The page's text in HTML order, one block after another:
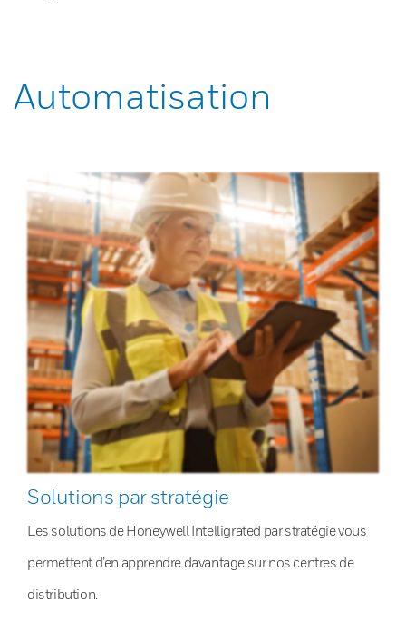
Automatisation
Solutions par stratégie
Les solutions de Honeywell Intelligrated par stratégie vous
permettent d’en apprendre davantage sur nos centres de
distribution.